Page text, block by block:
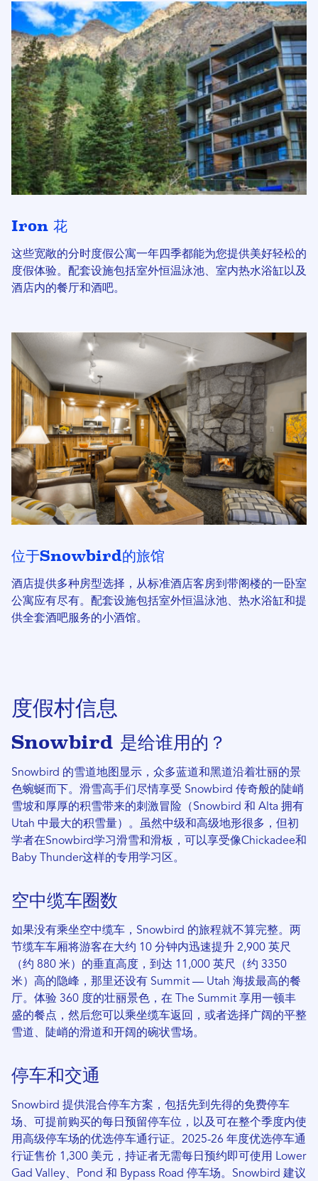
Iron 花
这些宽敞的分时度假公寓一年四季都能为您提供美好轻松的
度假体验。配套设施包括室外恒温泳池、室内热水浴缸以及
酒店内的餐厅和酒吧。
位于Snowbird的旅馆
酒店提供多种房型选择，从标准酒店客房到带阁楼的一卧室
公寓应有尽有。配套设施包括室外恒温泳池、热水浴缸和提
供全套酒吧服务的小酒馆。
度假村信息
Snowbird 是给谁用的？
Snowbird 的雪道地图显示，众多蓝道和黑道沿着壮丽的景
色蜿蜒而下。滑雪高手们尽情享受 Snowbird 传奇般的陡峭
雪坡和厚厚的积雪带来的刺激冒险（Snowbird 和 Alta 拥有
Utah 中最大的积雪量）。虽然中级和高级地形很多，但初
学者在Snowbird学习滑雪和滑板，可以享受像Chickadee和
Baby Thunder这样的专用学习区。
空中缆车圈数
如果没有乘坐空中缆车，Snowbird 的旅程就不算完整。两
节缆车车厢将游客在大约 10 分钟内迅速提升 2,900 英尺
（约 880 米）的垂直高度，到达 11,000 英尺（约 3350
米）高的隐峰，那里还设有 Summit — Utah 海拔最高的餐
厅。体验 360 度的壮丽景色，在 The Summit 享用一顿丰
盛的餐点，然后您可以乘坐缆车返回，或者选择广阔的平整
雪道、陡峭的滑道和开阔的碗状雪场。
停车和交通
Snowbird 提供混合停车方案，包括先到先得的免费停车
场、可提前购买的每日预留停车位，以及可在整个季度内使
用高级停车场的优选停车通行证。2025-26 年度优选停车通
行证售价 1,300 美元，持证者无需每日预约即可使用 Lower
Gad Valley、Pond 和 Bypass Road 停车场。Snowbird 建议